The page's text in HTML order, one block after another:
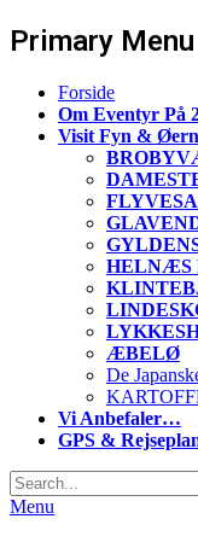
Primary Menu
Skip
content
Forside
Om Eventyr På
Visit Fyn &
HELNÆS
ÆBELØ
De
Vi Anbefaler…
GPS &
Search
Search
for:
Menu